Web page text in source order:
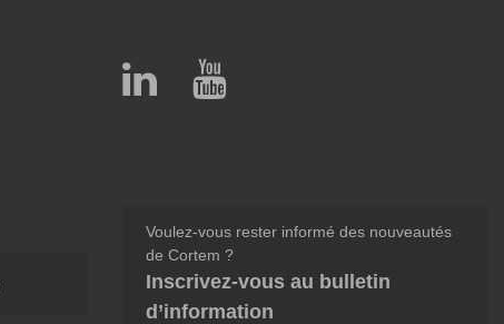
Voulez-vous rester informé des nouveautés
de Cortem ?
Inscrivez-vous au bulletin
d’information